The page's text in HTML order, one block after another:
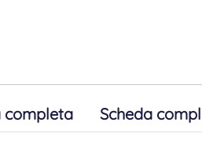
completa Scheda